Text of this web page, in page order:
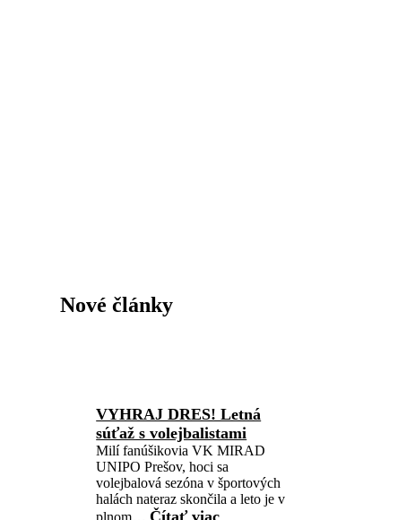
Nové články
VYHRAJ DRES! Letná
súťaž s volejbalistami
Milí fanúšikovia VK MIRAD
UNIPO Prešov, hoci sa
volejbalová sezóna v športových
halách nateraz skončila a leto je v
plnom…Čítať viac